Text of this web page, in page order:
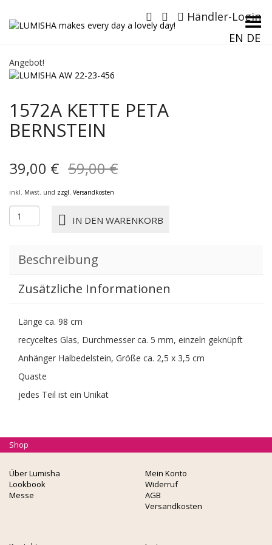
Händler-Login
EN DE
Menü umschalten
Angebot!
1572A KETTE PETA
BERNSTEIN
59,00€Ursprünglicher
59,00 €
39,00 €
Aktueller
39,00 €.
inkl. Mwst. und zzgl. Versandkosten
1572A
KETTE
Menge
IN DEN WARENKORB
Beschreibung
Zusätzliche Informationen
Länge ca. 98 cm
recyceltes Glas, Durchmesser ca. 5 mm, einzeln geknüpft
Anhänger Halbedelstein, Größe ca. 2,5 x 3,5 cm
Quaste
jedes Teil ist ein Unikat
Über Lumisha
Lookbook
Messe
Mein Konto
Widerruf
AGB
Versandkosten
Shop